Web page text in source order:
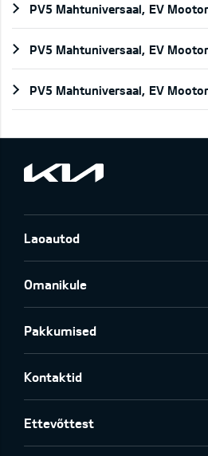
PV5 Mahtuniversaal, EV
PV5 Mahtuniversaal, EV
PV5 Mahtuniversaal, EV
Laoautod
Omanikule
Pakkumised
Kontaktid
Ettevõttest